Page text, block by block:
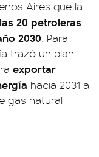
Aires que la
20 petroleras
2030. Para
trazó un plan
exportar
hacia 2031 a
gas natural